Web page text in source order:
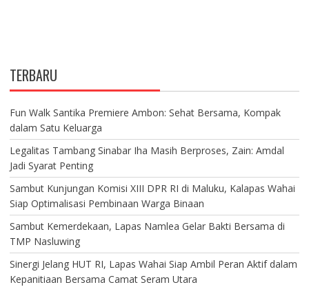
TERBARU
Fun Walk Santika Premiere Ambon: Sehat Bersama, Kompak
dalam Satu Keluarga
Legalitas Tambang Sinabar Iha Masih Berproses, Zain: Amdal
Jadi Syarat Penting
Sambut Kunjungan Komisi XIII DPR RI di Maluku, Kalapas Wahai
Siap Optimalisasi Pembinaan Warga Binaan
Sambut Kemerdekaan, Lapas Namlea Gelar Bakti Bersama di
TMP Nasluwing
Sinergi Jelang HUT RI, Lapas Wahai Siap Ambil Peran Aktif dalam
Kepanitiaan Bersama Camat Seram Utara